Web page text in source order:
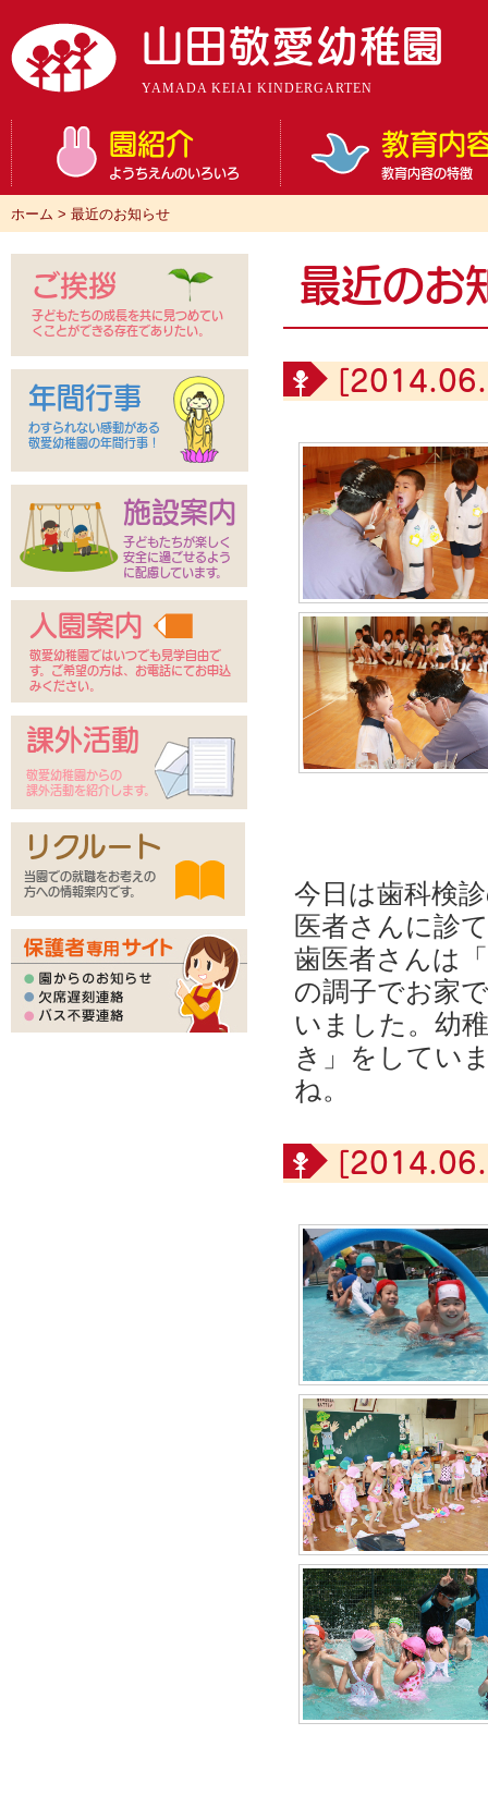
山田敬愛幼稚園
YAMADA KEIAI KINDERGARTEN
園紹介
ようちえんのいろいろ
教育内
教育内容の特徴
ホーム > 最近のお知らせ
最近のお
今日は歯科検
医者さんに診
歯医者さんは
の調子でお家
いました。幼
き」をしてい
ね。
ご挨拶
子どもたちの成長を共に見つめてい
くことができる存在でありたい。
年間行事
わすられない感動がある
敬愛幼稚園の年間行事！
施設案内
子どもたちが楽しく
安全に過ごせるよう
に配慮しています。
入園案内
敬愛幼稚園ではいつでも見学自由で
す。ご希望の方は、お電話にてお申込
みください。
課外活動
敬愛幼稚園からの
課外活動を紹介します。
リクルート
当園での就職をお考えの
方への情報案内です。